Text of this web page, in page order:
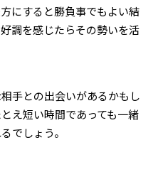
にすると勝負事でもよい結
調を感じたらその勢いを活
手との出会いがあるかもし
え短い時間であっても一緒
でしょう。